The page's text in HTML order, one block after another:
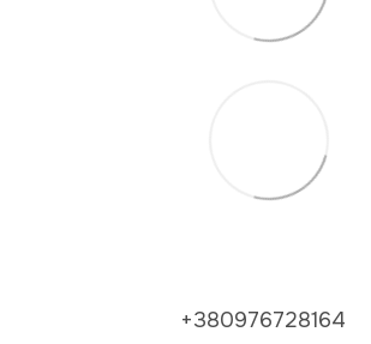
+380976728164